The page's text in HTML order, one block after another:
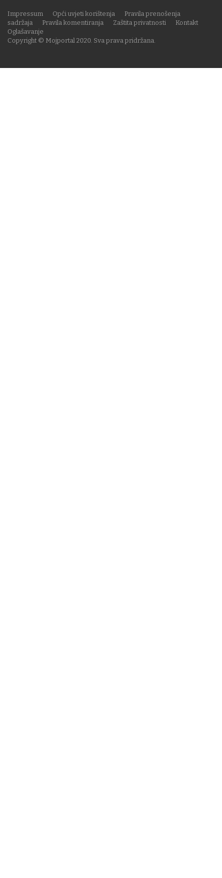
Copyright © Mojportal 2020. Sva prava pridržana.
Impressum Opći uvjeti korištenja
Pravila prenošenja
sadržaja
Pravila komentiranja Zaštita privatnosti
Kontakt
Oglašavanje